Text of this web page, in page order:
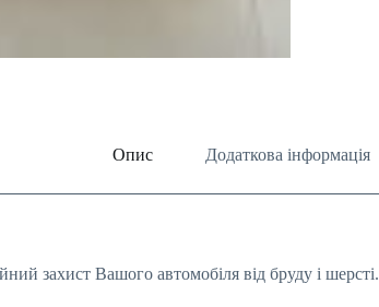
Опис Додаткова інформація
захист Вашого автомобіля від бруду і шерсті.